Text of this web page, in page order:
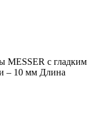
MESSER с гладким
– 10 мм Длина